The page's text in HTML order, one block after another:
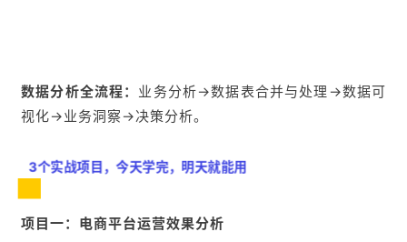
数据分析全流程： 业务分析→数据表合并与处理→数据可
视化→业务洞察→决策分析。
3个实战项目，今天学完，明天就能用
项目一：电商平台运营效果分析